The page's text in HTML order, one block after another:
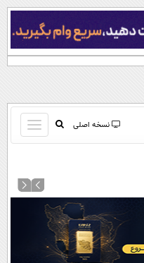
نسخه اصلی
باز
و
کردن
منو